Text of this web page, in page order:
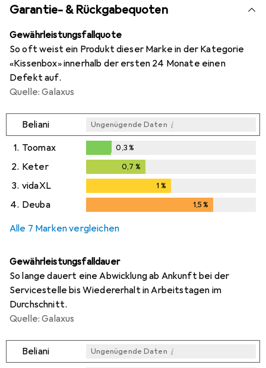
Garantie- & Rückgabequoten
Gewährleistungsfallquote
So oft weist ein Produkt dieser Marke in der Kategorie
«Kissenbox» innerhalb der ersten 24 Monate einen
Defekt auf.
Quelle: Galaxus
Beliani Ungenügende Daten i
1. Toomax
0,3%
0,3%
2. Keter 0,7 %
3. vidaXL 1 %
4. Deuba 1,5%
Alle 7 Marken vergleichen
Gewährleistungsfalldauer
So lange dauert eine Abwicklung ab Ankunft bei der
Servicestelle bis Wiedererhalt in Arbeitstagen im
Durchschnitt.
Quelle: Galaxus
Beliani Ungenügende Daten i